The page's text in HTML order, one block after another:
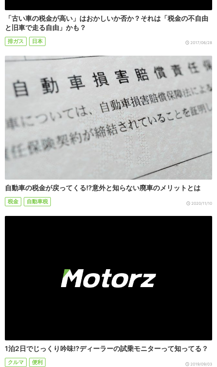
「古い車の税金が高い」はおかしいか否か？それは「税金の不自由
と旧車で走る自由」かも？
排ガス 日本 2017/06/28
自動車の税金が戻ってくる!?意外と知らない廃車のメリットとは
税金 自動車税 2020/11/10
1泊2日でじっくり吟味!?ディーラーの試乗モニターって知ってる？
クルマ 便利 2019/09/03